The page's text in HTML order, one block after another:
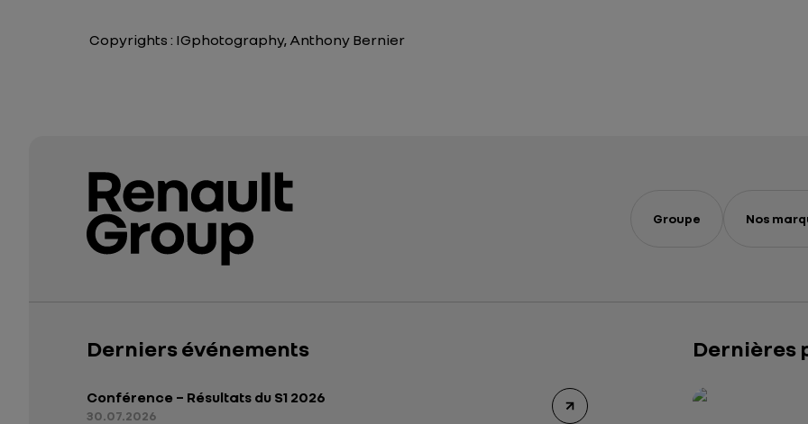
Copyrights : IGphotography, Anthony Bernier
Groupe Nos
Derniers événements
Conférence – Résultats du S1 2026
30.07.2026
Dernières
Rapport intégré
Présentation